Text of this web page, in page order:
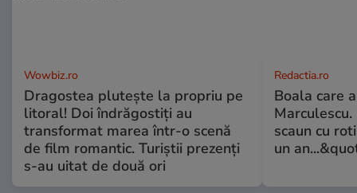
Wowbiz.ro
Dragostea plutește la propriu pe
litoral! Doi îndrăgostiți au
transformat marea într-o scenă
de film romantic. Turiștii prezenți
s-au uitat de două ori
Redactia.ro
Boala care
scaun cu
un